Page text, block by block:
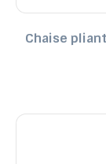
Chaise